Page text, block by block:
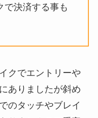
で決済する事も
クでエントリーや
ありましたが斜め
のタッチやブレイ